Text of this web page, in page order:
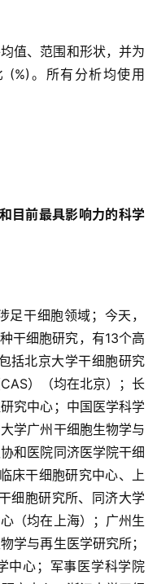
值、范围和形状，并为
(%)。所有分析均使用
目前最具影响力的科学
干细胞领域；今天，
干细胞研究，有13个高
括北京大学干细胞研究
）（均在北京）；长
究中心；中国医学科学
学广州干细胞生物学与
和医院同济医学院干细
床干细胞研究中心、上
细胞研究所、同济大学
（均在上海）；广州生
学与再生医学研究所；
中心；军事医学科学院